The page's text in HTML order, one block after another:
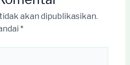
akan dipublikasikan.
*